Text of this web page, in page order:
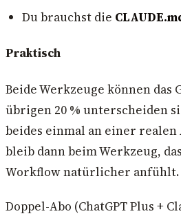
Du brauchst die
Praktisch
Beide Werkzeuge können das
übrigen 20 % unterscheiden
beides einmal an einer
bleib dann beim Werkzeug,
Workflow natürlicher anfühlt.
Doppel-Abo (ChatGPT Plus +